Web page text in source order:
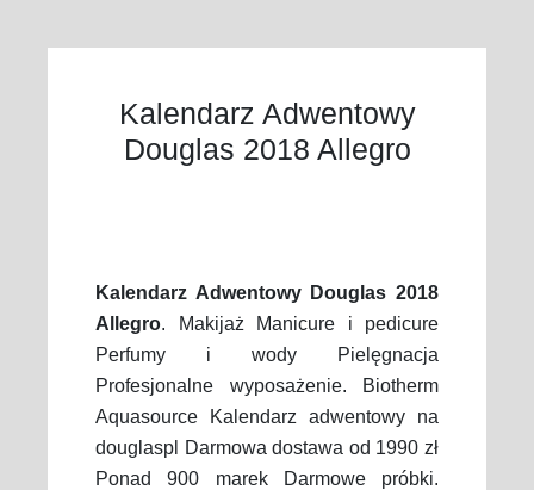
Kalendarz Adwentowy
Douglas 2018 Allegro
Kalendarz Adwentowy Douglas 2018
Allegro. Makijaż Manicure i pedicure
Perfumy i wody Pielęgnacja
Profesjonalne wyposażenie. Biotherm
Aquasource Kalendarz adwentowy na
douglaspl Darmowa dostawa od 1990 zł
Ponad 900 marek Darmowe próbki.